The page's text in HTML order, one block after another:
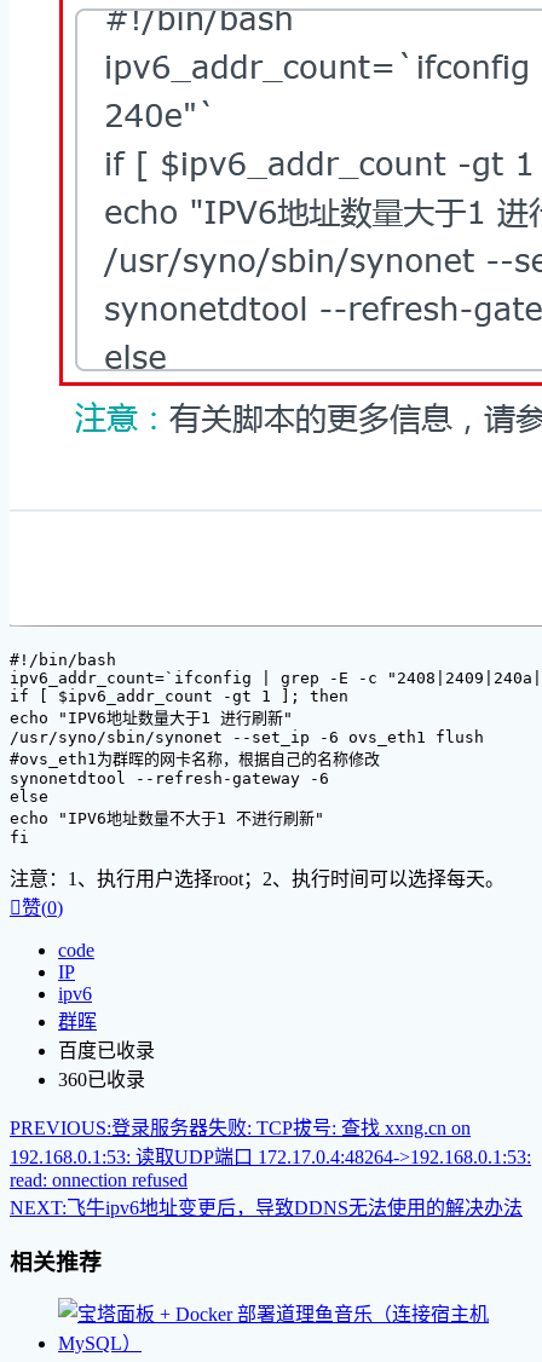
#!/bin/bash
ipv6_addr_count=`ifconfig | grep -E -c
if [ $ipv6_addr_count -gt 1 ]; then
echo "IPV6地址数量大于1 进行刷新"
/usr/syno/sbin/synonet --set_ip -6 ovs_eth1 flush
#ovs_eth1为群晖的网卡名称，根据自己的名称修改
synonetdtool --refresh-gateway -6
else
echo "IPV6地址数量不大于1 不进行刷新"
fi
注意：1、执行用户选择root；2、执行时间可以选择每天。
赞(0)
code
IP
ipv6
群晖
百度已收录
360已收录
PREVIOUS:登录服务器失败: TCP拔号: 查找 xxng.cn on
192.168.0.1:53: 读取UDP端口 172.17.0.4:48264->192.168.0.1:53:
read: onnection refused
NEXT:飞牛ipv6地址变更后，导致DDNS无法使用的解决办法
相关推荐